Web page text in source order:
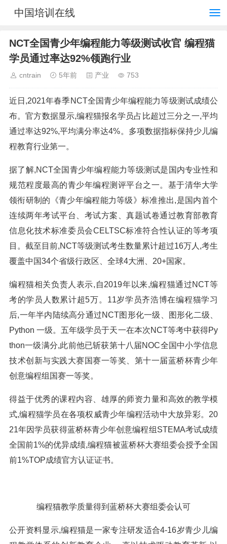
中国培训在线
NCT全国青少年编程能力等级测试收官 编程猫
学员通过率达92%领跑行业
cntrain 5年前 产业 753
近日,2021年春季NCT全国青少年编程能力等级测试成绩公
布。官方数据显示,编程猫报名学员占比超过三分之一,平均
通过率达92%,平均满分率达4%。多项数据指标保持少儿编
程教育行业第一。
据了解,NCT全国青少年编程能力等级测试是国内专业性和
规范程度最高的青少年编程测评平台之一。基于清华大学
领衔研制的《青少年编程能力等级》标准推出,是国内首个
连续两年考试平台、考试方案、真题试卷通过教育部教育
信息化技术标准委员会CELTSC标准符合性认证的等考项
目。截至目前,NCT等级测试考生数量累计超过16万人,考生
覆盖中国34个省级行政区、全球4大洲、20+国家。
编程猫相关负责人表示,自2019年以来,编程猫通过NCT等
考的学员人数累计超5万。11岁学员齐浩博在编程猫学习
后,一年半内陆续高分通过NCT图形化一级、图形化二级、
Python 一级。五年级学员于天一在本次NCT等考中获得Py
thon一级满分,此前他已斩获第十八届NOC全国中小学信息
技术创新与实践大赛国赛一等奖、第十一届蓝桥杯青少年
创意编程组国赛一等奖。
得益于优秀的课程内容、雄厚的师资力量和高效的教学模
式,编程猫学员在各项权威青少年编程活动中大放异彩。20
21年因学员获得蓝桥杯青少年创意编程组STEMA考试成绩
全国前1%的优异成绩,编程猫被蓝桥杯大赛组委会授予全国
前1%TOP成绩官方认证证书。
编程猫教学质量得到蓝桥杯大赛组委会认可
公开资料显示,编程猫是一家专注研发适合4-16岁青少儿编